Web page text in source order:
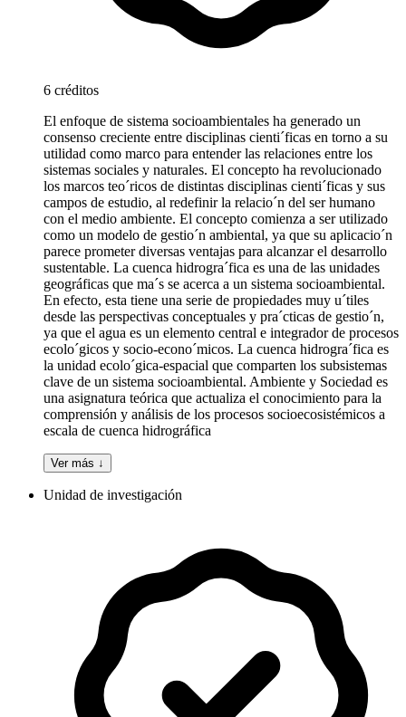
6 créditos
El enfoque de sistema socioambientales ha generado un
consenso creciente entre disciplinas cienti´ficas en torno a su
utilidad como marco para entender las relaciones entre los
sistemas sociales y naturales. El concepto ha revolucionado
los marcos teo´ricos de distintas disciplinas cienti´ficas y sus
campos de estudio, al redefinir la relacio´n del ser humano
con el medio ambiente. El concepto comienza a ser utilizado
como un modelo de gestio´n ambiental, ya que su aplicacio´n
parece prometer diversas ventajas para alcanzar el desarrollo
sustentable. La cuenca hidrogra´fica es una de las unidades
geográficas que ma´s se acerca a un sistema socioambiental.
En efecto, esta tiene una serie de propiedades muy u´tiles
desde las perspectivas conceptuales y pra´cticas de gestio´n,
ya que el agua es un elemento central e integrador de procesos
ecolo´gicos y socio-econo´micos. La cuenca hidrogra´fica es
la unidad ecolo´gica-espacial que comparten los subsistemas
clave de un sistema socioambiental. Ambiente y Sociedad es
una asignatura teórica que actualiza el conocimiento para la
comprensión y análisis de los procesos socioecosistémicos a
escala de cuenca hidrográfica
Ver más ↓
Unidad de investigación